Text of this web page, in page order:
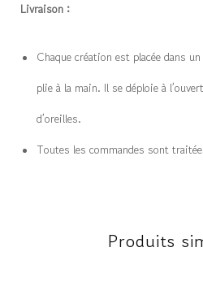
Livraison :
Chaque création est placée dans
plie à la main. Il se déploie à
d’oreilles.
Toutes les commandes sont
Produits